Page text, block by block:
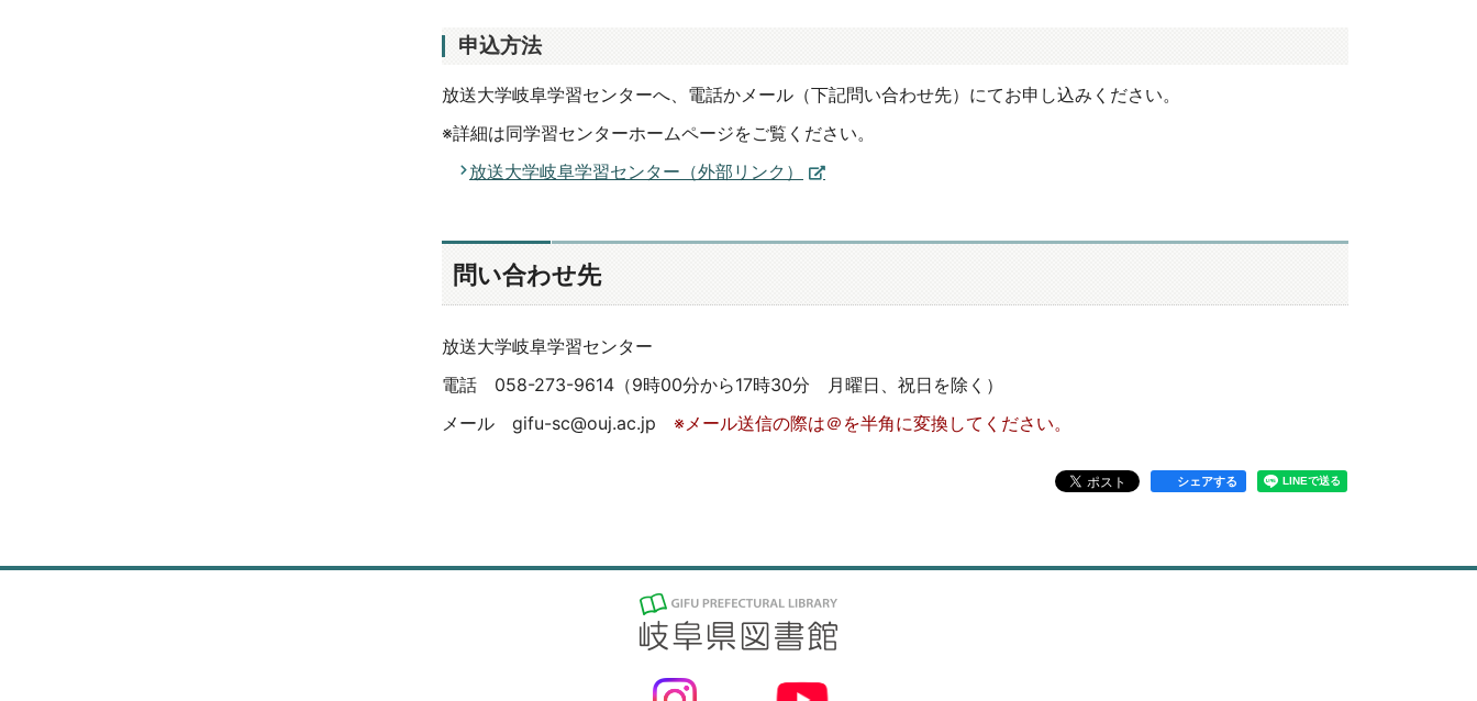
申込方法
放送大学岐阜学習センターへ、電話かメール（下記問い合わせ先）にてお申し込みください。
※詳細は同学習センターホームページをご覧ください。
放送大学岐阜学習センター（外部リンク）
問い合わせ先
放送大学岐阜学習センター
電話 058-273-9614（9時00分から17時30分 月曜日、祝日を除く）
メール gifu-sc@ouj.ac.jp ※メール送信の際は＠を半角に変換してください。
シェアする